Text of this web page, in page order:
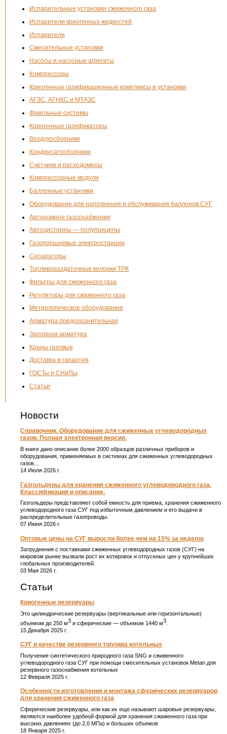
Испарительные установки сжиженного газа
Испарители криогенных жидкостей
Испарители
Смесительные установки
Насосы и насосные агрегаты
Компрессоры
Криогенные газификационные комплексы и установки
АГЗС, АГНКС и МТАЗС
Факельные системы
Криогенные газификаторы
Воздухосборники
Конденсатосборники
Счетчики и расходомеры
Компрессорные модули
Баллонные установки
Оборудование для наполнения и обслуживания баллонов СУГ
Автономное газоснабжение
Автоцистерны — полуприцепы
Газопоршневые электростанции
Сепараторы
Топливораздаточные колонки ТРК
Фильтры для сжиженного газа
Регуляторы для сжиженного газа
Метрологическое оборудование
Арматура предохранительная
Запорная арматура
Краны газовые
Доставка и гарантия
ГОСТы и СНиПы
Статьи
Новости
Справочник. Оборудование для сжиженных углеводородных
газов. Полная электронная версия.
В книге дано описание более 2000 образцов различных приборов и
оборудования, применяемых в системах для сжиженных углеводородных
газов...
14 Июля 2026 г.
Газгольдеры для хранения сжиженного углеводородного газа.
Классификация и описание.
Газгольдеры представляют собой емкость для приема, хранения сжиженного
углеводородного газа СУГ под избыточным давлением и его выдачи в
распределительные газопроводы.
07 Июня 2026 г.
Оптовые цены на СУГ выросли более чем на 15% за неделю
Затруднения с поставками сжиженных углеводородных газов (СУГ) на
мировом рынке вызвали рост их котировок и отпускных цен у крупнейших
глобальных производителей.
03 Мая 2026 г.
Статьи
Криогенные резервуары
Это цилиндрические резервуары (вертикальные или горизонтальные)
объемом до 250 м3 и сферические ― объемом 1440 м3
15 Декабря 2025 г.
СУГ в качестве резервного топлива котельных
Получение синтетического природного газа SNG и сжиженного
углеводородного газа СУГ при помощи смесительных установок Metan для
резервного газоснабжения котельных
12 Февраля 2025 г.
Особенности изготовления и монтажа сферических резервуаров
для хранения сжиженного газа
Сферические резервуары, или как их еще называют шаровые резервуары,
являются наиболее удобной формой для хранения сжиженного газа при
высоких давлениях (до 2,0 МПа) и больших объемов
18 Января 2025 г.